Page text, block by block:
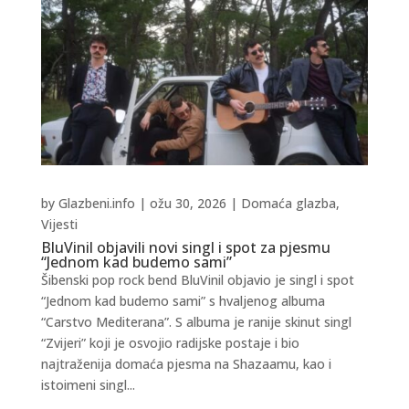
BluVinil objavili novi singl i spot za pjesmu
“Jednom kad budemo sami”
by Glazbeni.info | ožu 30, 2026 | Domaća glazba,
Vijesti
Šibenski pop rock bend BluVinil objavio je singl i spot
“Jednom kad budemo sami” s hvaljenog albuma
“Carstvo Mediterana”. S albuma je ranije skinut singl
“Zvijeri” koji je osvojio radijske postaje i bio
najtraženija domaća pjesma na Shazaamu, kao i
istoimeni singl...